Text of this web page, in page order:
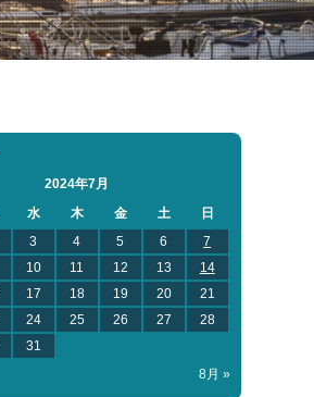
2024年7月
水 木 金 土
日
3 4 5 6
7
10 11 12 13
14
17 18 19 20
21
24 25 26 27
28
31
8月 »